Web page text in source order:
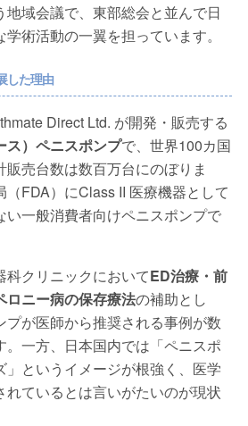
域会議で、東部総会と並んで日
術活動の一翼を担っています。
した理由
Direct Ltd. が開発・販売する
ス）ペニスポンプで、世界100カ国
売台数は数百万台にのぼりま
（FDA）にClass II 医療機器として
い一般消費者向けペニスポンプで
クリニックにおいてED治療・前
ロニー病の保存療法の補助とし
プが医師から推奨される事例が数
。一方、日本国内では「ペニスポ
」というイメージが根強く、医学
れているとは言いがたいのが現状